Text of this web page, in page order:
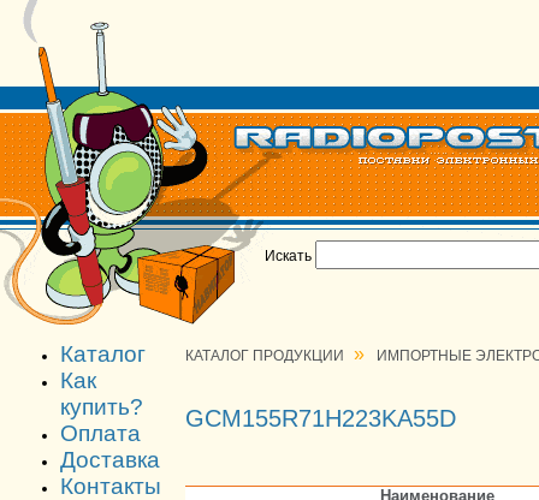
Искать
Каталог
Как
купить?
Оплата
Доставка
Контакты
КАТАЛОГ ПРОДУКЦИИ » ИМПОРТНЫЕ
GCM155R71H223KA55D
Наименование